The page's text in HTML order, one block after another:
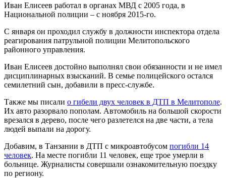
Иван Елисеев работал в органах МВД с 2005 года, в
Национальной полиции – с ноября 2015-го.
С января он проходил службу в должности инспектора отдела
реагирования патрульной полиции Мелитопольского
районного управления.
Иван Елисеев достойно выполнял свои обязанности и не имел
дисциплинарных взысканий. В семье полицейского остался
семилетний сын, добавили в пресс-службе.
Также мы писали о гибели двух человек в ДТП в Мелитополе.
Их авто разорвало пополам. Автомобиль на большой скорости
врезался в дерево, после чего разлетелся на две части, а тела
людей выпали на дорогу.
Добавим, в Танзании в ДТП с микроавтобусом погибли 14
человек. На месте погибли 11 человек, еще трое умерли в
больнице. Журналисты совершали ознакомительную поездку
по региону.